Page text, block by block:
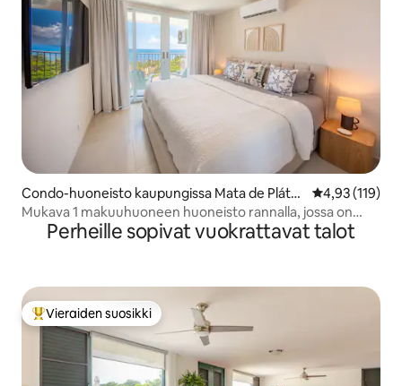
Condo-huoneisto kaupungissa Mata de Pláta
no
4,93 (119)
Mukava 1 makuuhuoneen huoneisto rannalla, jossa on
uima-allas ja pysäköintipaikka Luquillon rannalla
Perheille sopivat vuokrattavat talot
Vieraiden suosikkien parhaimmistoa
Vieraiden suosikki